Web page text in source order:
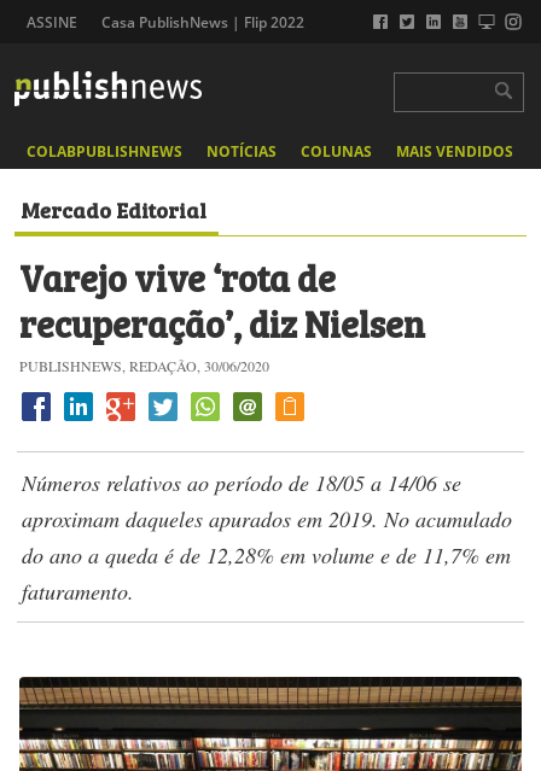
ASSINE Casa PublishNews | Flip 2022
COLABPUBLISHNEWS NOTÍCIAS COLUNAS MAIS VENDIDOS
Mercado Editorial
Varejo vive ‘rota de
recuperação’, diz Nielsen
PUBLISHNEWS, REDAÇÃO, 30/06/2020
Números relativos ao período de 18/05 a 14/06 se
aproximam daqueles apurados em 2019. No acumulado
do ano a queda é de 12,28% em volume e de 11,7% em
faturamento.